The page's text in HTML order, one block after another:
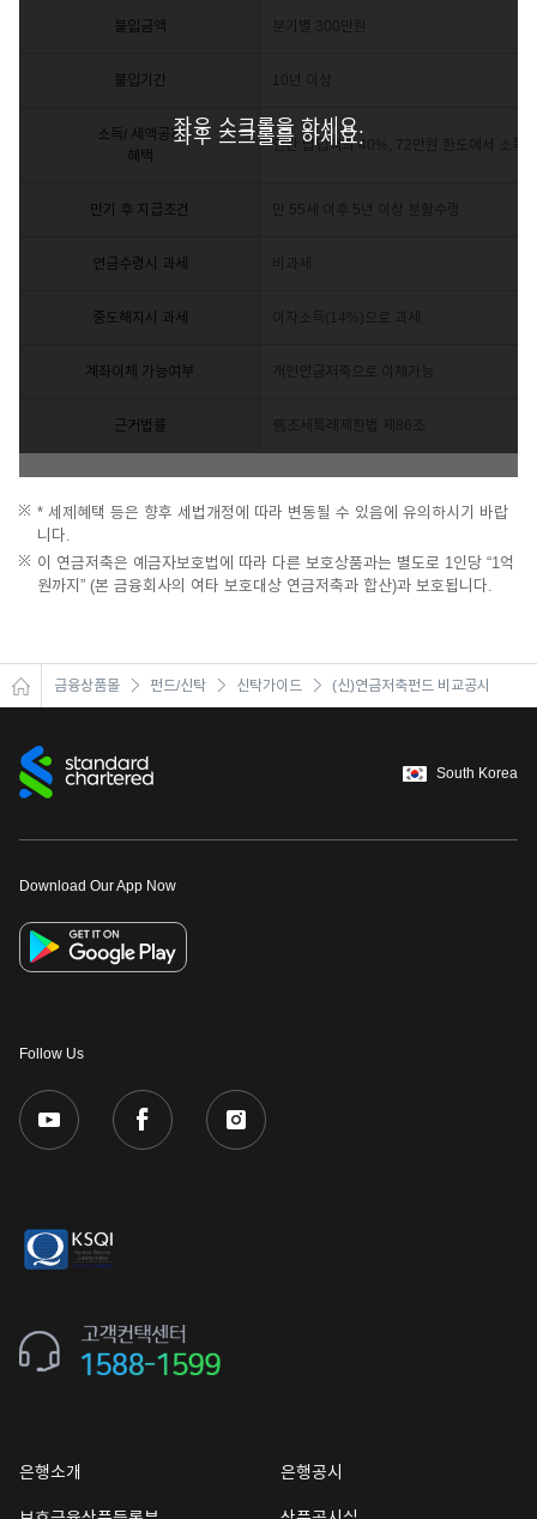
불입금액 분기별 300만원
불입기간 10년 이상
소득/ 세액공제
혜택
연간 납입액의 40%, 72만원 한도에서 소득
만기 후 지급조건 만 55세 이후 5년 이상 분할수령
연금수령시 과세 비과세
중도해지시 과세 이자소득(14%)으로 과세
계좌이체 가능여부 개인연금저축으로 이체가능
근거법률 舊조세특례제한법 제86조
좌우 스크롤을 하세요.
좌우 스크롤을 하세요.
* 세제혜택 등은 향후 세법개정에 따라 변동될 수 있음에 유의하시기 바랍
니다.
이 연금저축은 예금자보호법에 따라 다른 보호상품과는 별도로 1인당 “1억
원까지” (본 금융회사의 여타 보호대상 연금저축과 합산)과 보호됩니다.
금융상품몰 펀드/신탁 신탁가이드 (신)연금저축펀드 비교공시
South Korea
Download Our App Now
Follow Us
은행소개 은행공시